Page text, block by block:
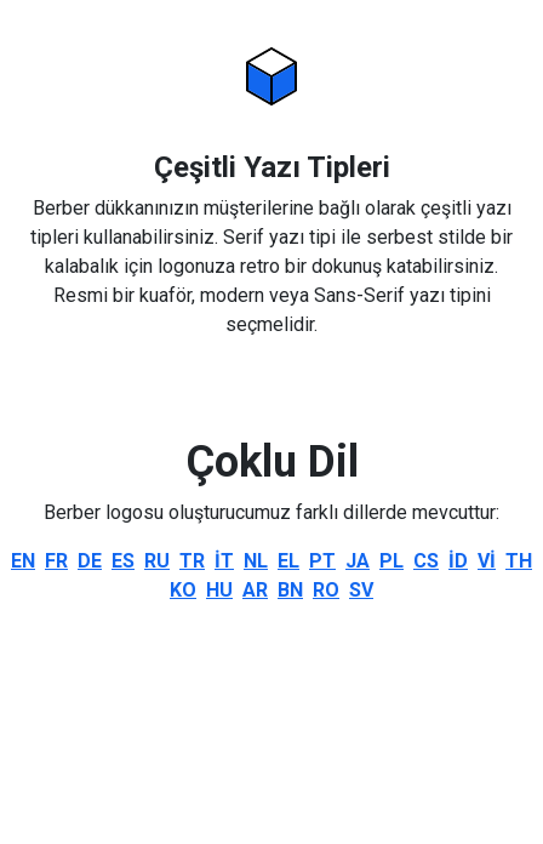
Çeşitli Yazı Tipleri
Berber dükkanınızın müşterilerine bağlı olarak çeşitli yazı
tipleri kullanabilirsiniz. Serif yazı tipi ile serbest stilde bir
kalabalık için logonuza retro bir dokunuş katabilirsiniz.
Resmi bir kuaför, modern veya Sans-Serif yazı tipini
seçmelidir.
Çoklu Dil
Berber logosu oluşturucumuz farklı dillerde mevcuttur:
EN FR DE ES RU TR IT NL EL PT JA PL CS ID VI TH
KO HU AR BN RO SV